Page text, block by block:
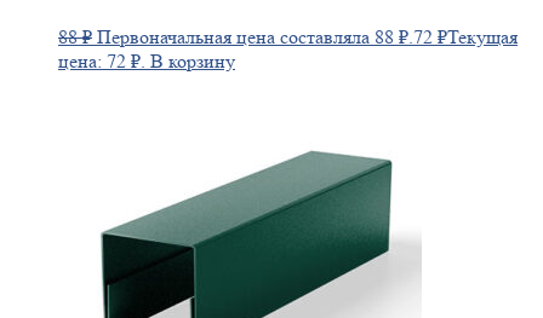
88₽ Первоначальная цена составляла 88 ₽. 72 ₽Текущая
цена: 72 ₽. В корзину